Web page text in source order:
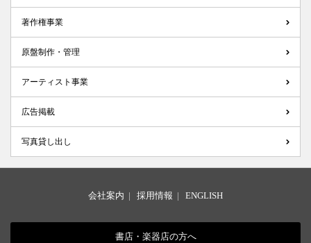
著作権事業
原盤制作・管理
アーティスト事業
広告掲載
写真貸し出し
会社案内 | 採用情報 | ENGLISH
書店・楽器店の方へ